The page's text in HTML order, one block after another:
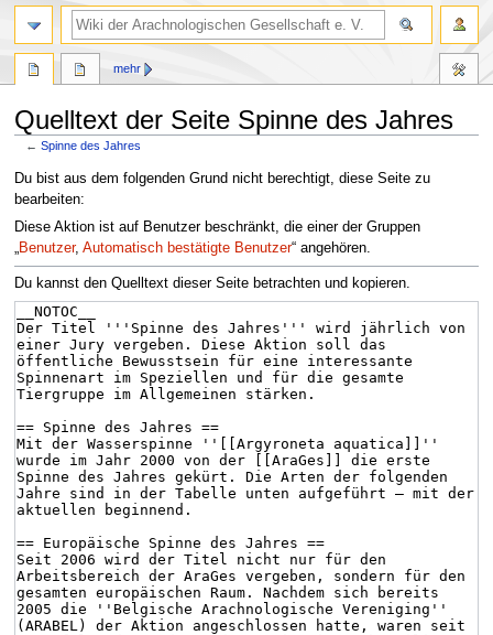
Quelltext der Seite Spinne des Jahres
←Spinne des Jahres
Zur
Navigation
springen
Zur
Suche
springen
Du bist aus dem folgenden Grund nicht berechtigt, diese Seite zu
bearbeiten:
Diese Aktion ist auf Benutzer beschränkt, die einer der Gruppen
„Benutzer, Automatisch bestätigte Benutzer“ angehören.
Du kannst den Quelltext dieser Seite betrachten und kopieren.
mehr